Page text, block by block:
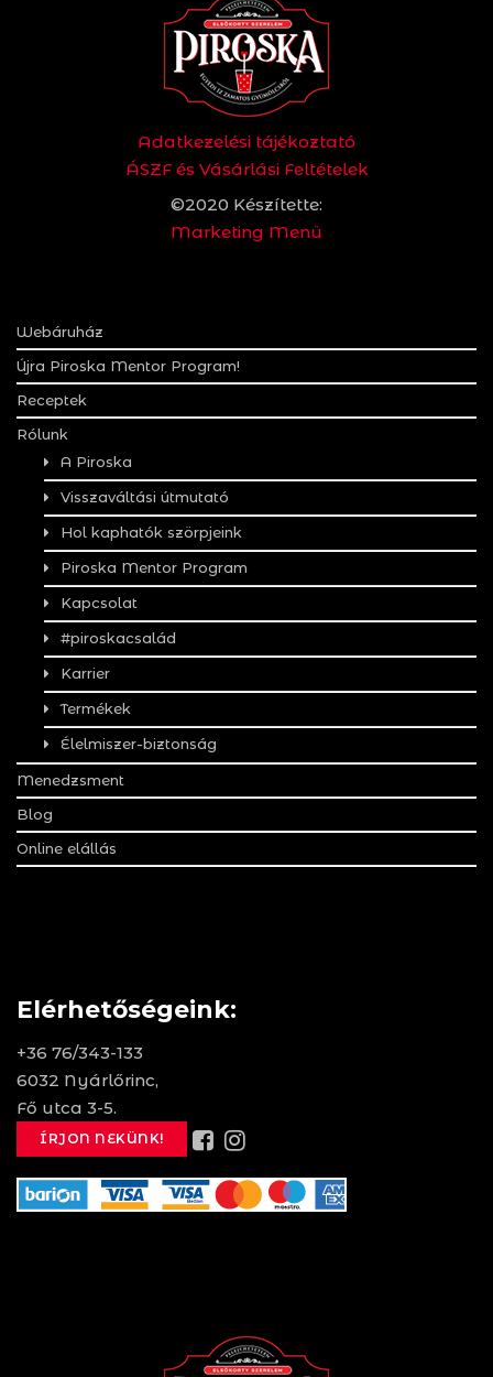
Adatkezelési tájékoztató
ÁSZF és Vásárlási Feltételek
©2020 Készítette:
Marketing Menü
Webáruház
Újra Piroska Mentor Program!
Receptek
Rólunk
A Piroska
Visszaváltási útmutató
Hol kaphatók szörpjeink
Piroska Mentor Program
Kapcsolat
#piroskacsalád
Karrier
Termékek
Élelmiszer-biztonság
Menedzsment
Blog
Online elállás
Elérhetőségeink:
+36 76/343-133
6032 Nyárlőrinc,
Fő utca 3-5.
ÍRJON NEKÜNK!